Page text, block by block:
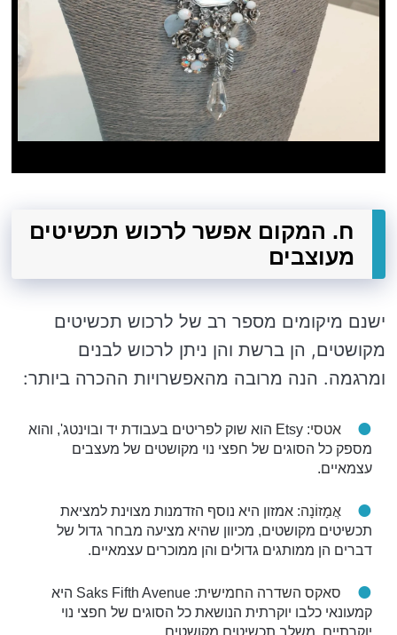
ח. המקום אפשר לרכוש תכשיטים
מעוצבים
ישנם מיקומים מספר רב של לרכוש תכשיטים
מקושטים, הן ברשת והן ניתן לרכוש לבנים
ומרגמה. הנה מרובה מהאפשרויות ההכרה ביותר:
אטסי
: Etsy הוא שוק לפריטים בעבודת יד ובוינטג', והוא
מספק כל הסוגים של חפצי נוי מקושטים של מעצבים
עצמאיים.
אֲמָזוֹנָה: אמזון היא נוסף הזדמנות מצוינת למציאת
תכשיטים מקושטים, מכיוון שהיא מציעה מבחר גדול של
דברים הן ממותגים גדולים והן ממוכרים עצמאיים.
סאקס השדרה החמישית
: Saks Fifth Avenue היא
קמעונאי כלבו יוקרתית הנושאת כל הסוגים של חפצי נוי